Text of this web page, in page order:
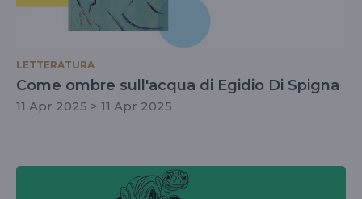
LETTERATURA
Come ombre sull'acqua di Egidio Di Spigna
11 Apr 2025 > 11 Apr 2025